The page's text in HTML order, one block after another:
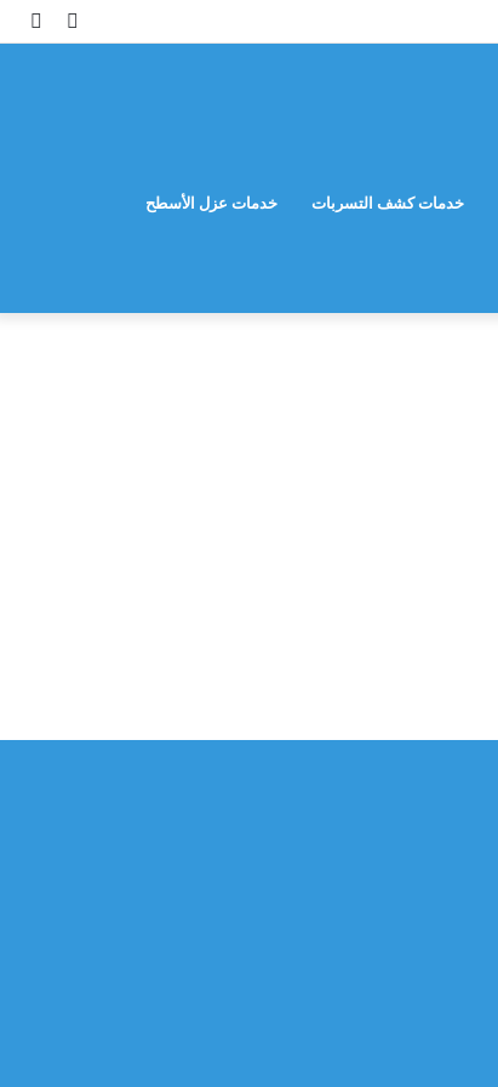
مقال
خدمات كشف التسربات خدمات عزل الأسطح